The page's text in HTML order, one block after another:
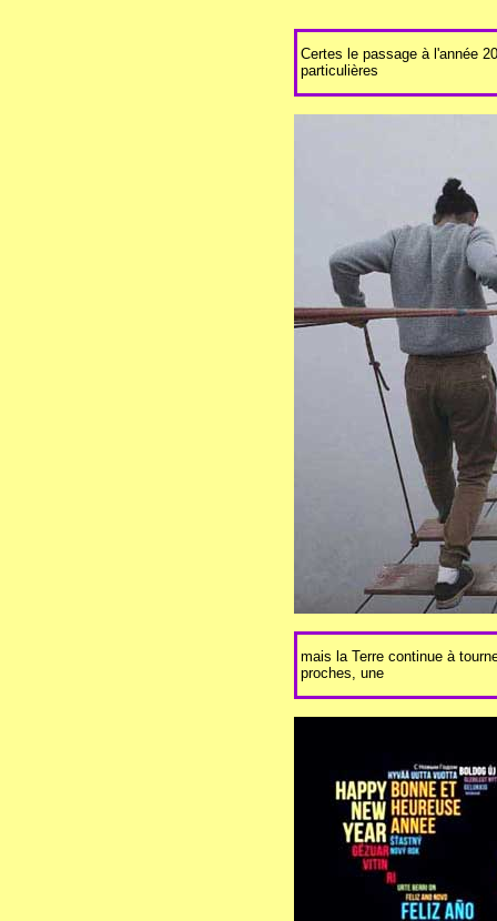
Certes le passage à l'année
particulières
mais la Terre continue à
proches, une